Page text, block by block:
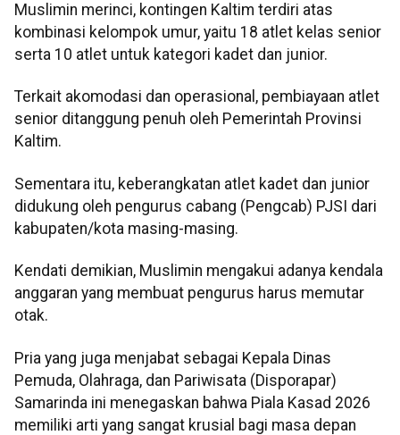
Muslimin merinci, kontingen Kaltim terdiri atas
kombinasi kelompok umur, yaitu 18 atlet kelas senior
serta 10 atlet untuk kategori kadet dan junior.
Terkait akomodasi dan operasional, pembiayaan atlet
senior ditanggung penuh oleh Pemerintah Provinsi
Kaltim.
Sementara itu, keberangkatan atlet kadet dan junior
didukung oleh pengurus cabang (Pengcab) PJSI dari
kabupaten/kota masing-masing.
Kendati demikian, Muslimin mengakui adanya kendala
anggaran yang membuat pengurus harus memutar
otak.
Pria yang juga menjabat sebagai Kepala Dinas
Pemuda, Olahraga, dan Pariwisata (Disporapar)
Samarinda ini menegaskan bahwa Piala Kasad 2026
memiliki arti yang sangat krusial bagi masa depan